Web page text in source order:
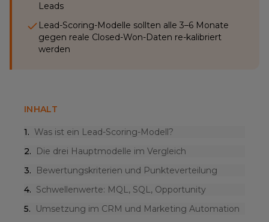
Leads
Lead-Scoring-Modelle sollten alle 3–6 Monate
gegen reale Closed-Won-Daten re-kalibriert
werden
INHALT
1. Was ist ein Lead-Scoring-Modell?
2.
Die drei Hauptmodelle im Vergleich
3.
Bewertungskriterien und Punkteverteilung
4. Schwellenwerte: MQL, SQL, Opportunity
5.
Umsetzung im CRM und Marketing Automation